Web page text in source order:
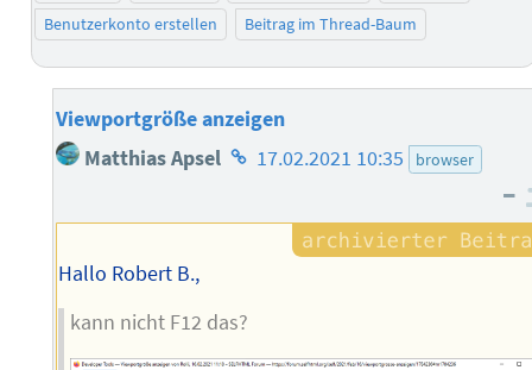
Benutzerkonto erstellen
Beitrag im Thread-Baum
Viewportgröße anzeigen
Matthias Apsel Homepage
Autors
17.02.2021 10:35 browser
–
Hallo Robert B.,
kann nicht F12 das?